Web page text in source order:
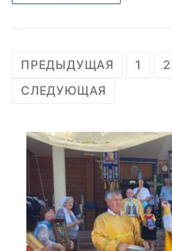
Пагинация
записей
ПРЕДЫДУЩАЯ 1 2
СЛЕДУЮЩАЯ